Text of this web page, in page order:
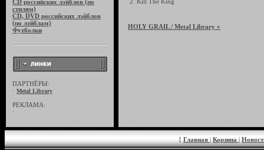
CD российских лэйблов (по
стилям)
CD, DVD российских лэйблов
(по лэйблам)
Футболки
ПАРТНЁРЫ:
· Metal Library
РЕКЛАМА:
·
HOLY GRAIL/ Metal Library »
[ Главная | Корзина |